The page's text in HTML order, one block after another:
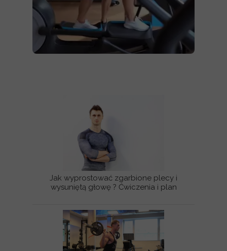
Jak wyprostować zgarbione plecy i
wysuniętą głowę ? Ćwiczenia i plan